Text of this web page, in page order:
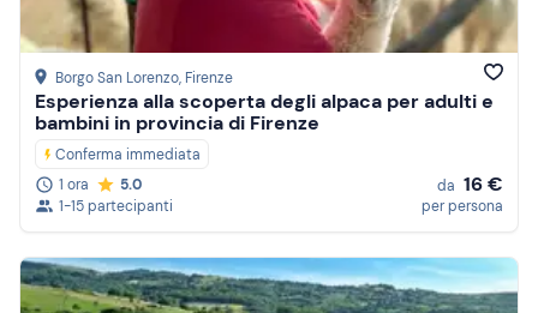
Borgo San Lorenzo, Firenze
Esperienza alla scoperta degli alpaca per adulti e
bambini in provincia di Firenze
Conferma immediata
1 ora
5.0
1-15 partecipanti
da 16 €
per persona